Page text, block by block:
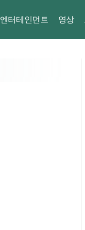
엔터테인먼트 영상